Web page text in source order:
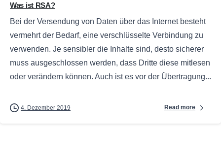
Was ist RSA?
Bei der Versendung von Daten über das Internet besteht
vermehrt der Bedarf, eine verschlüsselte Verbindung zu
verwenden. Je sensibler die Inhalte sind, desto sicherer
muss ausgeschlossen werden, dass Dritte diese mitlesen
oder verändern können. Auch ist es vor der Übertragung...
4. Dezember 2019 Read more